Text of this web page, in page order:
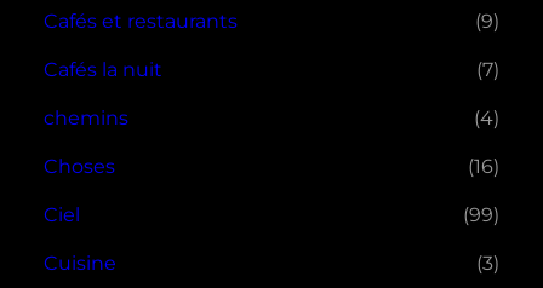
Cafés et restaurants (9)
Cafés la nuit (7)
chemins (4)
Choses (16)
Ciel (99)
Cuisine (3)